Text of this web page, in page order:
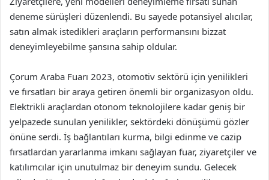
deneme sürüşleri düzenlendi. Bu sayede potansiyel alıcılar,
satın almak istedikleri araçların performansını bizzat
deneyimleyebilme şansına sahip oldular.
Çorum Araba Fuarı 2023, otomotiv sektörü için yenilikleri
ve fırsatları bir araya getiren önemli bir organizasyon oldu.
Elektrikli araçlardan otonom teknolojilere kadar geniş bir
yelpazede sunulan yenilikler, sektördeki dönüşümü gözler
önüne serdi. İş bağlantıları kurma, bilgi edinme ve cazip
fırsatlardan yararlanma imkanı sağlayan fuar, ziyaretçiler ve
katılımcılar için unutulmaz bir deneyim sundu. Gelecek